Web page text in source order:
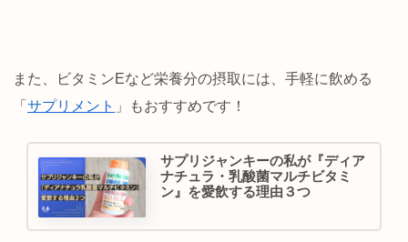
また、ビタミンEなど栄養分の摂取には、手軽に飲める
「 サプリメント 」もおすすめです！
サプリジャンキーの私が『ディア
ナチュラ・乳酸菌マルチビタミ
ン』を愛飲する理由３つ